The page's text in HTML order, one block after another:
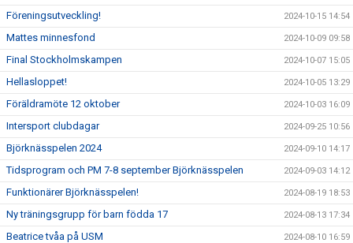
Föreningsutveckling! 2024-10-15 14:54
Mattes minnesfond 2024-10-09 09:58
Final Stockholmskampen 2024-10-07 15:05
Hellasloppet! 2024-10-05 13:29
Föräldramöte 12 oktober 2024-10-03 16:09
Intersport clubdagar 2024-09-25 10:56
Björknässpelen 2024 2024-09-10 14:17
Tidsprogram och PM 7-8 september Björknässpelen 2024-09-03 14:12
Funktionärer Björknässpelen! 2024-08-19 18:53
Ny träningsgrupp för barn födda 17 2024-08-13 17:34
Beatrice tvåa på USM 2024-08-10 16:59